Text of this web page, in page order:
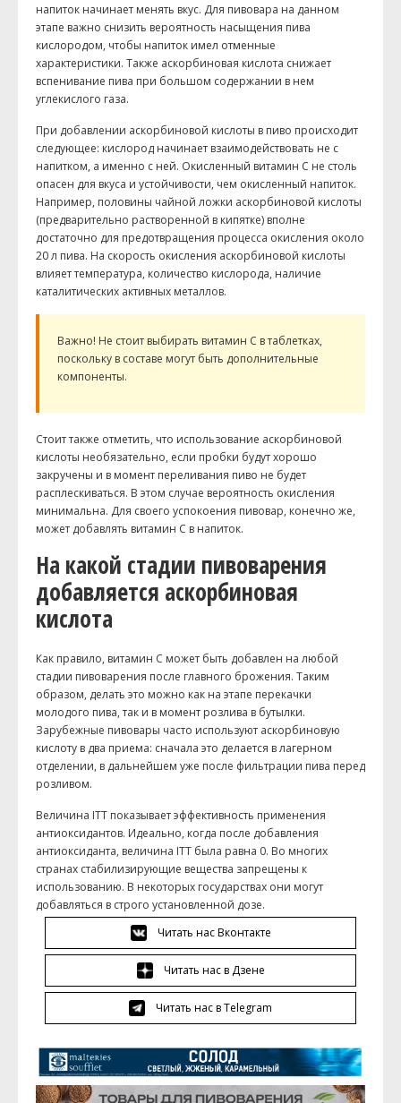
напиток начинает менять вкус. Для пивовара на данном
этапе важно снизить вероятность насыщения пива
кислородом, чтобы напиток имел отменные
характеристики. Также аскорбиновая кислота снижает
вспенивание пива при большом содержании в нем
углекислого газа.
При добавлении аскорбиновой кислоты в пиво происходит
следующее: кислород начинает взаимодействовать не с
напитком, а именно с ней. Окисленный витамин С не столь
опасен для вкуса и устойчивости, чем окисленный напиток.
Например, половины чайной ложки аскорбиновой кислоты
(предварительно растворенной в кипятке) вполне
достаточно для предотвращения процесса окисления около
20 л пива. На скорость окисления аскорбиновой кислоты
влияет температура, количество кислорода, наличие
каталитических активных металлов.
Важно! Не стоит выбирать витамин С в таблетках,
поскольку в составе могут быть дополнительные
компоненты.
Стоит также отметить, что использование аскорбиновой
кислоты необязательно, если пробки будут хорошо
закручены и в момент переливания пиво не будет
расплескиваться. В этом случае вероятность окисления
минимальна. Для своего успокоения пивовар, конечно же,
может добавлять витамин С в напиток.
На какой стадии пивоварения
добавляется аскорбиновая
кислота
Как правило, витамин С может быть добавлен на любой
стадии пивоварения после главного брожения. Таким
образом, делать это можно как на этапе перекачки
молодого пива, так и в момент розлива в бутылки.
Зарубежные пивовары часто используют аскорбиновую
кислоту в два приема: сначала это делается в лагерном
отделении, в дальнейшем уже после фильтрации пива перед
розливом.
Величина ITT показывает эффективность применения
антиоксидантов. Идеально, когда после добавления
антиоксиданта, величина ITT была равна 0. Во многих
странах стабилизирующие вещества запрещены к
использованию. В некоторых государствах они могут
добавляться в строго установленной дозе.
Читать нас Вконтакте
Читать нас в Дзене
Читать нас в Telegram